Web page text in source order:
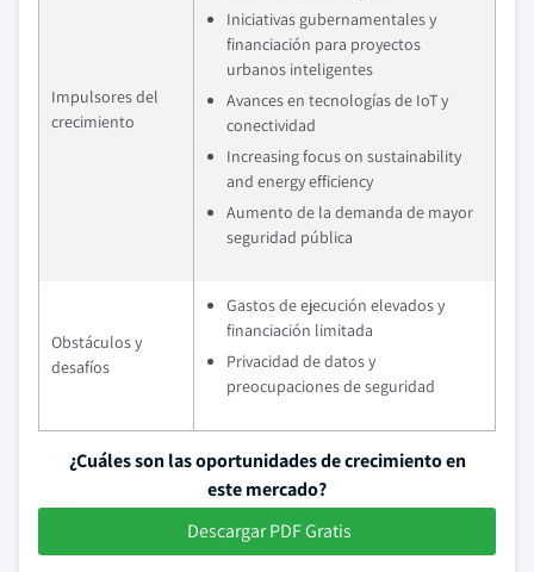
Impulsores del
crecimiento
Iniciativas gubernamentales y
financiación para proyectos
urbanos inteligentes
Avances en tecnologías de IoT y
conectividad
Increasing focus on sustainability
and energy efficiency
Aumento de la demanda de mayor
seguridad pública
Obstáculos y
desafíos
Gastos de ejecución elevados y
financiación limitada
Privacidad de datos y
preocupaciones de seguridad
¿Cuáles son las oportunidades de crecimiento en
este mercado?
Descargar PDF Gratis